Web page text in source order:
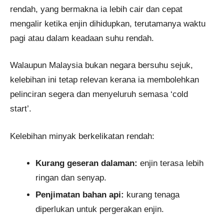
rendah, yang bermakna ia lebih cair dan cepat
mengalir ketika enjin dihidupkan, terutamanya waktu
pagi atau dalam keadaan suhu rendah.
Walaupun Malaysia bukan negara bersuhu sejuk,
kelebihan ini tetap relevan kerana ia membolehkan
pelinciran segera dan menyeluruh semasa ‘cold
start’.
Kelebihan minyak berkelikatan rendah:
Kurang geseran dalaman: enjin terasa lebih
ringan dan senyap.
Penjimatan bahan api: kurang tenaga
diperlukan untuk pergerakan enjin.